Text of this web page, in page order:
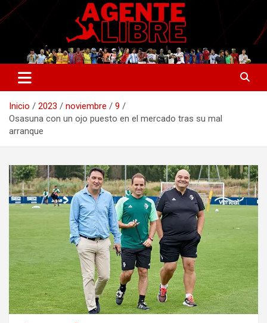
Saltar
al
Agente Libre Digital
La nueva generación del periodismo deportivo.
Inicio 2023 noviembre
9
Osasuna con un ojo puesto en el mercado tras su mal
arranque